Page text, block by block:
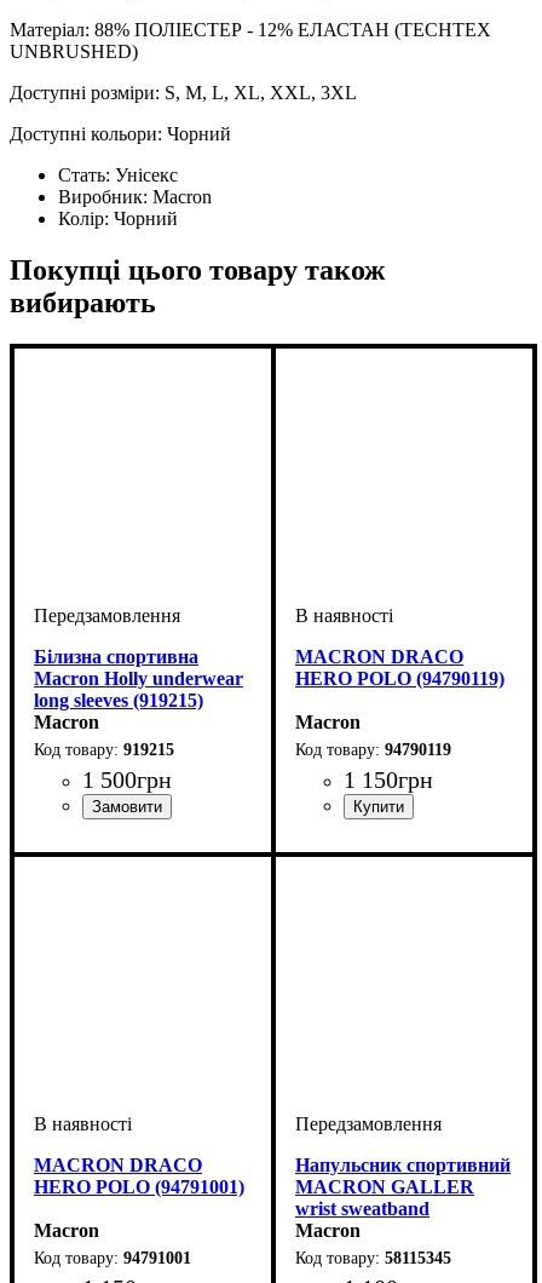
Матеріал: 88% ПОЛІЕСТЕР - 12% ЕЛАСТАН (TECHTEX
UNBRUSHED)
Доступні розміри: S, M, L, XL, XXL, 3XL
Доступні кольори: Чорний
Стать: Унісекс
Виробник: Macron
Колір: Чорний
Покупці цього товару також
вибирають
Білизна спортивна
Macron Holly underwear
long sleeves (919215)
Macron
919215
1 500грн
Чоловічий
MACRON DRACO
HERO POLO (94790119)
Macron
94790119
1 150грн
MACRON DRACO
HERO POLO (94791001)
Macron
94791001
Напульсник спортивний
MACRON GALLER
wrist sweatband
(58115345)
Macron
58115345